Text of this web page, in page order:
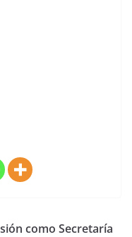
como Secretaría